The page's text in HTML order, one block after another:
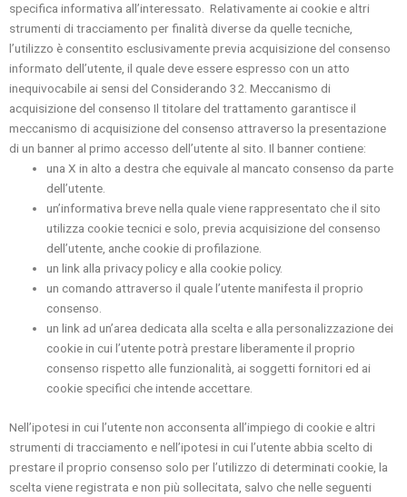
specifica informativa all’interessato. Relativamente ai cookie e altri
strumenti di tracciamento per finalità diverse da quelle tecniche,
l’utilizzo è consentito esclusivamente previa acquisizione del consenso
informato dell’utente, il quale deve essere espresso con un atto
inequivocabile ai sensi del Considerando 32. Meccanismo di
acquisizione del consenso Il titolare del trattamento garantisce il
meccanismo di acquisizione del consenso attraverso la presentazione
di un banner al primo accesso dell’utente al sito. Il banner contiene:
una X in alto a destra che equivale al mancato consenso da parte
dell’utente.
un’informativa breve nella quale viene rappresentato che il sito
utilizza cookie tecnici e solo, previa acquisizione del consenso
dell’utente, anche cookie di profilazione.
un link alla privacy policy e alla cookie policy.
un comando attraverso il quale l’utente manifesta il proprio
consenso.
un link ad un’area dedicata alla scelta e alla personalizzazione dei
cookie in cui l’utente potrà prestare liberamente il proprio
consenso rispetto alle funzionalità, ai soggetti fornitori ed ai
cookie specifici che intende accettare.
Nell’ipotesi in cui l’utente non acconsenta all’impiego di cookie e altri
strumenti di tracciamento e nell’ipotesi in cui l’utente abbia scelto di
prestare il proprio consenso solo per l’utilizzo di determinati cookie, la
scelta viene registrata e non più sollecitata, salvo che nelle seguenti